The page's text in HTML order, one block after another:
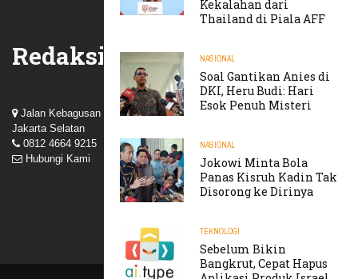
Kekalahan dari
Thailand di Piala AFF
NASIONAL
Soal Gantikan Anies di
DKI, Heru Budi: Hari
Esok Penuh Misteri
NASIONAL
Jokowi Minta Bola
Panas Kisruh Kadin Tak
Disorong ke Dirinya
TEKNOLOGI
Sebelum Bikin
Bangkrut, Cepat Hapus
Redaksi
Jalan Kebagusan III, Perum Nuansa Kebagusan, Pasar Minggu,
Jakarta Selatan
0812 4664 9215
Hubungi Kami